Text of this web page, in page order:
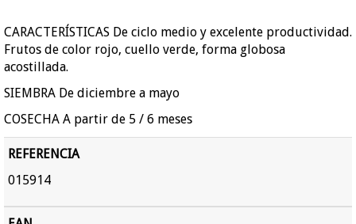
CARACTERÍSTICAS De ciclo medio y excelente productividad.
Frutos de color rojo, cuello verde, forma globosa
acostillada.
SIEMBRA De diciembre a mayo
COSECHA A partir de 5 / 6 meses
REFERENCIA
015914